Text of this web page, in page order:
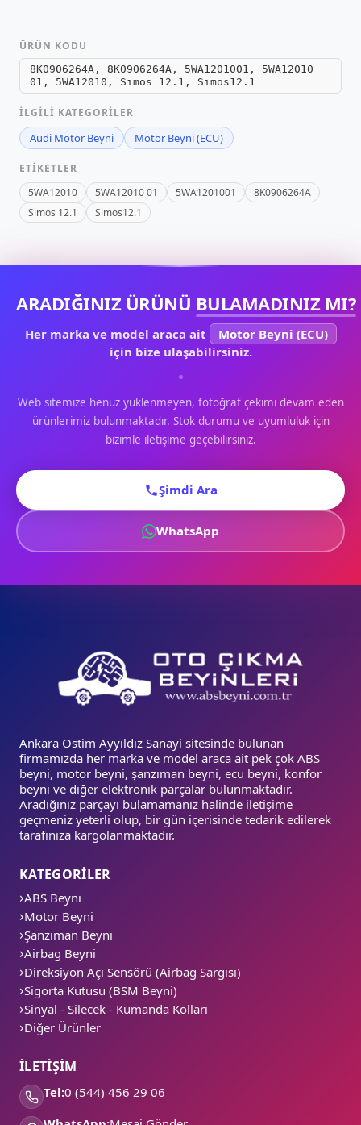
ÜRÜN KODU
8K0906264A, 8K0906264A, 5WA1201001, 5WA12010
01, 5WA12010, Simos 12.1, Simos12.1
İLGILI KATEGORILER
Audi Motor Beyni Motor Beyni (ECU)
ETIKETLER
5WA12010
5WA12010 01 5WA1201001
8K0906264A
Simos 12.1
Simos12.1
ARADIĞINIZ ÜRÜNÜ BULAMADINIZ MI?
Her marka ve model araca ait
Motor Beyni (ECU)
için bize ulaşabilirsiniz.
Web sitemize henüz yüklenmeyen, fotoğraf çekimi devam eden
ürünlerimiz bulunmaktadır. Stok durumu ve uyumluluk için
bizimle iletişime geçebilirsiniz.
Şimdi Ara
WhatsApp
Ankara Ostim Ayyıldız Sanayi sitesinde bulunan
firmamızda her marka ve model araca ait pek çok ABS
beyni, motor beyni, şanzıman beyni, ecu beyni, konfor
beyni ve diğer elektronik parçalar bulunmaktadır.
Aradığınız parçayı bulamamanız halinde iletişime
geçmeniz yeterli olup, bir gün içerisinde tedarik edilerek
tarafınıza kargolanmaktadır.
KATEGORİLER
ABS Beyni
Motor Beyni
Şanzıman Beyni
Airbag Beyni
Direksiyon Açı Sensörü (Airbag Sargısı)
Sigorta Kutusu (BSM Beyni)
Sinyal - Silecek - Kumanda Kolları
Diğer Ürünler
İLETİŞİM
Tel:0 (544) 456 29 06